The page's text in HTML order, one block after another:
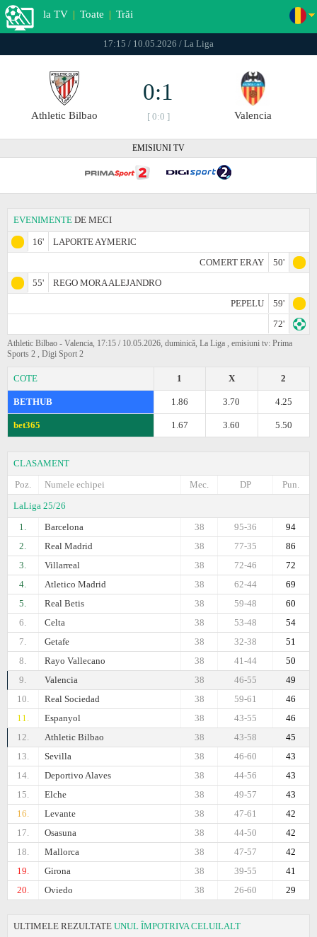
la TV | Toate | Trăi
17:15 / 10.05.2026 / La Liga
Athletic Bilbao
0:1
[ 0:0 ] Valencia
EMISIUNI TV
EVENIMENTE DE MECI
16'
LAPORTE AYMERIC
COMERT ERAY
50'
55'
REGO MORA ALEJANDRO
PEPELU
59'
72'
Athletic Bilbao - Valencia, 17:15 / 10.05.2026, duminică, La Liga , emisiuni tv: Prima
Sports 2 , Digi Sport 2
COTE 2
X
1
BETHUB 4.25
3.70
1.86
bet365 5.50
3.60
1.67
CLASAMENT
Poz.
Numele echipei Pun.
DP
Mec.
LaLiga 25/26
1.
Barcelona 94
95-36
38
2.
Real Madrid 86
77-35
38
3.
Villarreal 72
72-46
38
4.
Atletico Madrid 69
62-44
38
5.
Real Betis 60
59-48
38
6.
Celta 54
53-48
38
7.
Getafe 51
32-38
38
8.
Rayo Vallecano 50
41-44
38
9.
Valencia 49
46-55
38
10.
Real Sociedad 46
59-61
38
11.
Espanyol 46
43-55
38
12.
Athletic Bilbao 45
43-58
38
13.
Sevilla 43
46-60
38
14.
Deportivo Alaves 43
44-56
38
15.
Elche 43
49-57
38
16.
Levante 42
47-61
38
17.
Osasuna 42
44-50
38
18.
Mallorca 42
47-57
38
19.
Girona 41
39-55
38
20.
Oviedo 29
26-60
38
ULTIMELE REZULTATE UNUL ÎMPOTRIVA CELUILALT